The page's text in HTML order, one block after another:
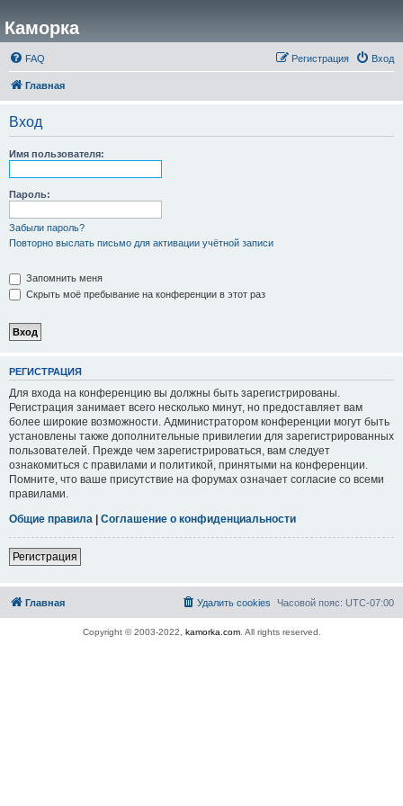
Каморка
FAQ Вход
Регистрация
Главная
Вход
Имя пользователя:
Пароль:
Забыли пароль?
Повторно выслать письмо для активации учётной записи
Запомнить меня
Скрыть моё пребывание на конференции в этот раз
РЕГИСТРАЦИЯ
Для входа на конференцию вы должны быть зарегистрированы.
Регистрация занимает всего несколько минут, но предоставляет вам
более широкие возможности. Администратором конференции могут быть
установлены также дополнительные привилегии для зарегистрированных
пользователей. Прежде чем зарегистрироваться, вам следует
ознакомиться с правилами и политикой, принятыми на конференции.
Помните, что ваше присутствие на форумах означает согласие со всеми
правилами.
Общие правила | Соглашение о конфиденциальности
Регистрация
Главная Часовой пояс: UTC-07:00
Удалить cookies
Copyright © 2003-2022, kamorka.com. All rights reserved.